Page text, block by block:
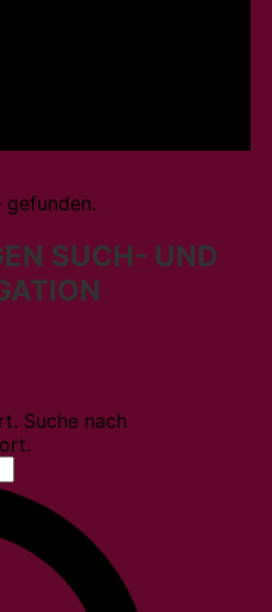
gefunden.
SUCH- UND
Suche nach